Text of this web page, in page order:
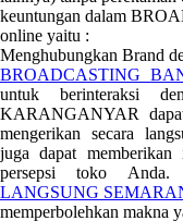
keuntungan dalam
online yaitu :
Menghubungkan Brand
BROADCASTING
untuk berinteraksi
KARANGANYAR
mengerikan secara
juga dapat
persepsi toko Anda.
LANGSUNG
memperbolehkan makna